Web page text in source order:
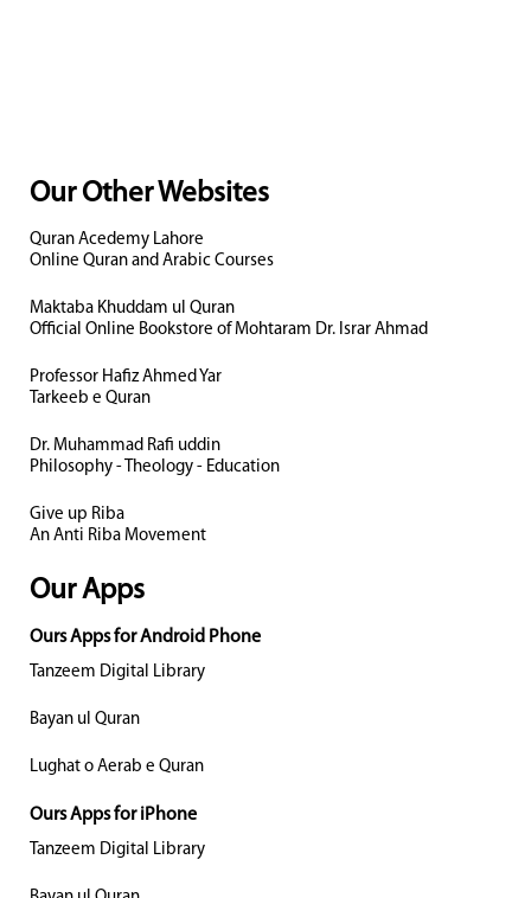
Our Other Websites
Quran Acedemy Lahore
Online Quran and Arabic Courses
Maktaba Khuddam ul Quran
Official Online Bookstore of Mohtaram Dr. Israr Ahmad
Professor Hafiz Ahmed Yar
Tarkeeb e Quran
Dr. Muhammad Rafi uddin
Philosophy - Theology - Education
Give up Riba
An Anti Riba Movement
Our Apps
Ours Apps for Android Phone
Tanzeem Digital Library
Bayan ul Quran
Lughat o Aerab e Quran
Ours Apps for iPhone
Tanzeem Digital Library